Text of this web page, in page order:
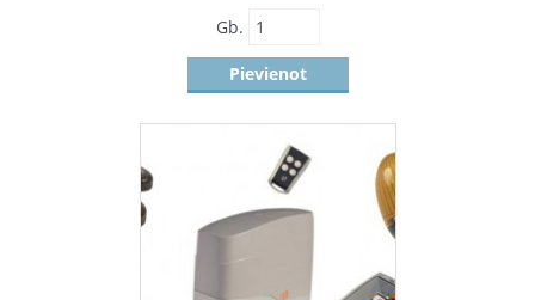
Gb.
Pievienot